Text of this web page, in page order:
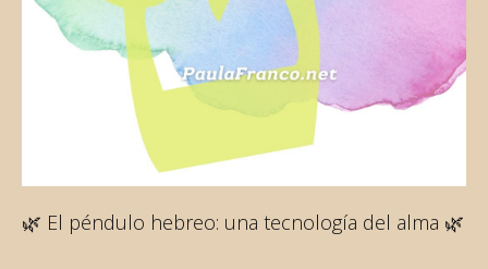
🌿 El péndulo hebreo: una tecnología del alma 🌿